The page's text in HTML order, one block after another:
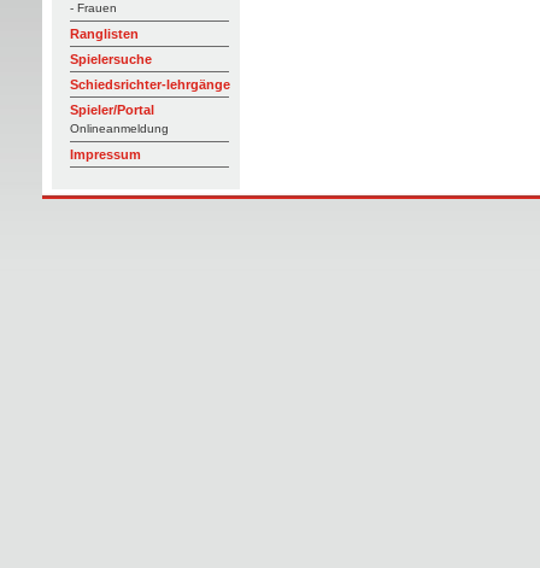
- Frauen
Ranglisten
Spielersuche
Schiedsrichter-lehrgänge
Spieler/Portal
Onlineanmeldung
Impressum